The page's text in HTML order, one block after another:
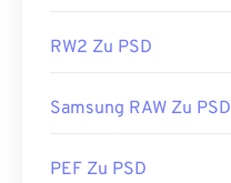
RW2 Zu PSD
Samsung RAW Zu PSD
PEF Zu PSD